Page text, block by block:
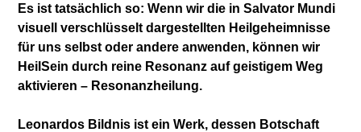
Es ist tatsächlich so: Wenn wir die in Salvator Mundi
visuell verschlüsselt dargestellten Heilgeheimnisse
für uns selbst oder andere anwenden, können wir
HeilSein durch reine Resonanz auf geistigem Weg
aktivieren – Resonanzheilung.
Leonardos Bildnis ist ein Werk, dessen Botschaft